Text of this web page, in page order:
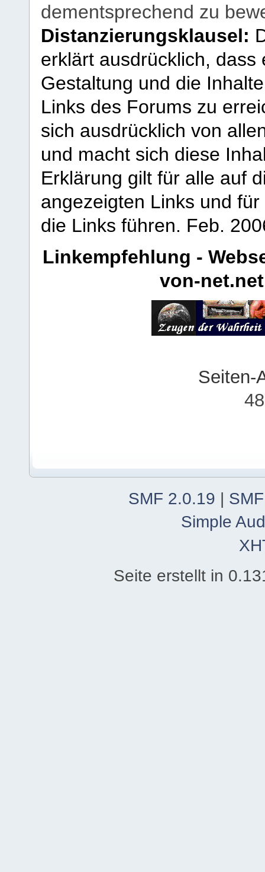
dementsprechend zu
Distanzierungsklausel:
erklärt ausdrücklich,
Gestaltung und die
Links des Forums zu
sich ausdrücklich von
und macht sich diese
Erklärung gilt für alle auf
angezeigten Links und
die Links führen. Feb.
Linkempfehlung -
von-net.net
Seiten-
SMF 2.0.19
Simple
Seite erstellt in